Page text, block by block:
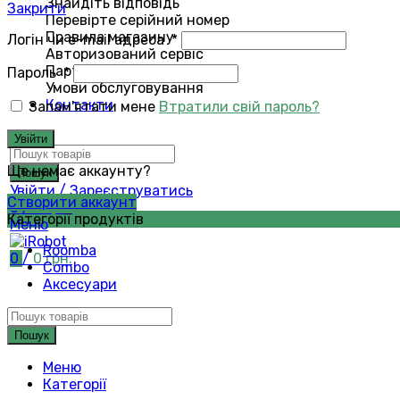
Перевірте серійний номер
Правила магазину
Авторизований сервіс
Партнери
Умови обслуговування
Контакти
Пошук
Пошук
Увійти / Зареєструватись
0/ 0грн.
Меню
0 / 0грн.
Закрити
Логін чи e-mail адреса*
Пароль*
Запам'ятати мене Втратили свій пароль?
Увійти
Ще немає аккаунту?
Створити аккаунт
Категорії продуктів
Roomba
Combo
Аксесуари
Пошук
Меню
Категорії